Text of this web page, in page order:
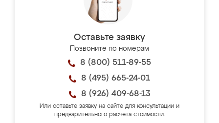
Оставьте заявку
Позвоните по номерам
8 (800) 511-89-55
8 (495) 665-24-01
8 (926) 409-68-13
Или оставьте заявку на сайте для консультации и
предварительного расчёта стоимости.